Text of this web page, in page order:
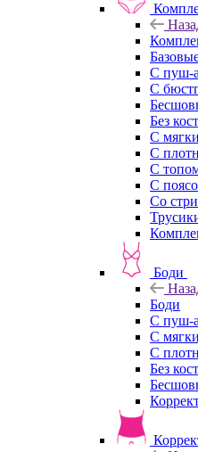
С пуш-
С
Без
С
С
С
С
Со
Боди
Боди
С пуш-
С
С
Без